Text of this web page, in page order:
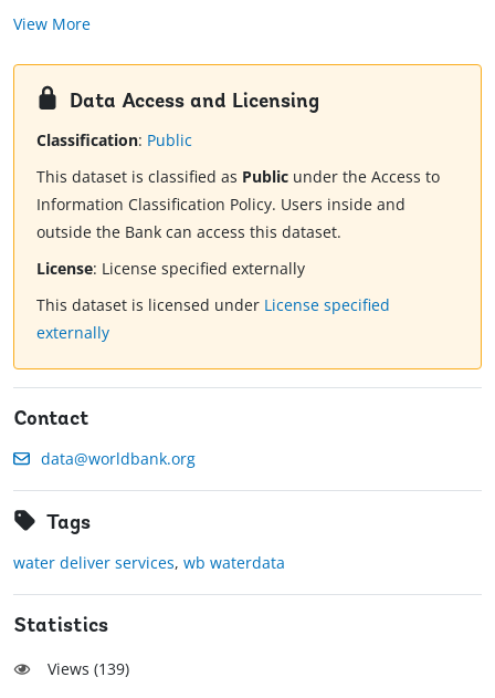
View More
Data Access and Licensing
Classification: Public
This dataset is classified as Public under the Access to
Information Classification Policy. Users inside and
outside the Bank can access this dataset.
License: License specified externally
This dataset is licensed under License specified
externally
Contact
data@worldbank.org
Tags
water deliver services, wb waterdata
Statistics
Views (139)